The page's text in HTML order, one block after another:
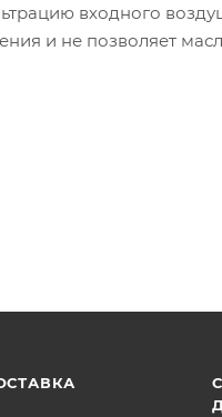
входного
и не позволяет